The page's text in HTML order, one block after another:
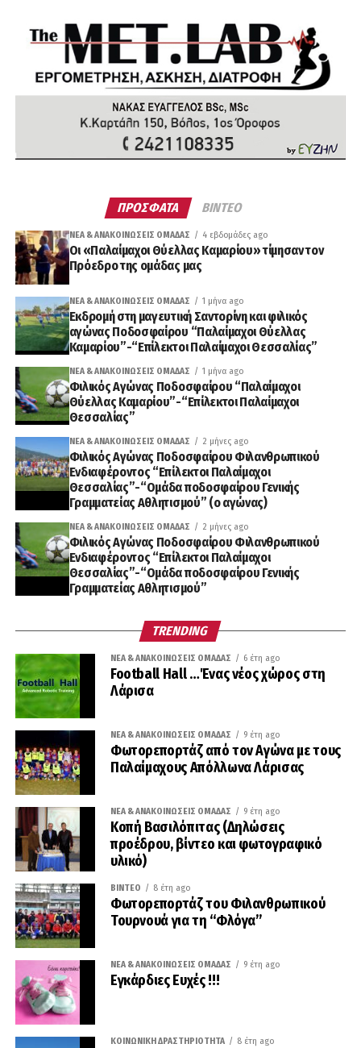
ΠΡΟΣΦΑΤΑ ΒΙΝΤΕΟ
ΝΈΑ & ΑΝΑΚΟΙΝΏΣΕΙΣ ΟΜΆΔΑΣ 4 εβδομάδες ago
Οι «Παλαίμαχοι Θύελλας Καμαρίου» τίμησαν τον
Πρόεδρο της ομάδας μας
ΝΈΑ & ΑΝΑΚΟΙΝΏΣΕΙΣ ΟΜΆΔΑΣ 1 μήνα ago
Εκδρομή στη μαγευτική Σαντορίνη και φιλικός
αγώνας Ποδοσφαίρου “Παλαίμαχοι Θύελλας
Καμαρίου”-“Επίλεκτοι Παλαίμαχοι Θεσσαλίας”
ΝΈΑ & ΑΝΑΚΟΙΝΏΣΕΙΣ ΟΜΆΔΑΣ 1 μήνα ago
Φιλικός Αγώνας Ποδοσφαίρου “Παλαίμαχοι
Θύελλας Καμαρίου”-“Επίλεκτοι Παλαίμαχοι
Θεσσαλίας”
ΝΈΑ & ΑΝΑΚΟΙΝΏΣΕΙΣ ΟΜΆΔΑΣ 2 μήνες ago
Φιλικός Αγώνας Ποδοσφαίρου Φιλανθρωπικού
Ενδιαφέροντος “Επίλεκτοι Παλαίμαχοι
Θεσσαλίας”-“Ομάδα ποδοσφαίρου Γενικής
Γραμματείας Αθλητισμού” (ο αγώνας)
ΝΈΑ & ΑΝΑΚΟΙΝΏΣΕΙΣ ΟΜΆΔΑΣ 2 μήνες ago
Φιλικός Αγώνας Ποδοσφαίρου Φιλανθρωπικού
Ενδιαφέροντος “Επίλεκτοι Παλαίμαχοι
Θεσσαλίας”-“Ομάδα ποδοσφαίρου Γενικής
Γραμματείας Αθλητισμού”
TRENDING
ΝΈΑ & ΑΝΑΚΟΙΝΏΣΕΙΣ ΟΜΆΔΑΣ 6 έτη ago
Football Hall …Ένας νέος χώρος στη
Λάρισα
ΝΈΑ & ΑΝΑΚΟΙΝΏΣΕΙΣ ΟΜΆΔΑΣ 9 έτη ago
Φωτορεπορτάζ από τον Αγώνα με τους
Παλαίμαχους Απόλλωνα Λάρισας
ΝΈΑ & ΑΝΑΚΟΙΝΏΣΕΙΣ ΟΜΆΔΑΣ 9 έτη ago
Κοπή Βασιλόπιτας (Δηλώσεις
προέδρου, βίντεο και φωτογραφικό
υλικό)
ΒΊΝΤΕΟ 8 έτη ago
Φωτορεπορτάζ του Φιλανθρωπικού
Τουρνουά για τη “Φλόγα”
ΝΈΑ & ΑΝΑΚΟΙΝΏΣΕΙΣ ΟΜΆΔΑΣ 9 έτη ago
Εγκάρδιες Ευχές !!!
ΚΟΙΝΩΝΙΚΉ ΔΡΑΣΤΗΡΙΌΤΗΤΑ 8 έτη ago